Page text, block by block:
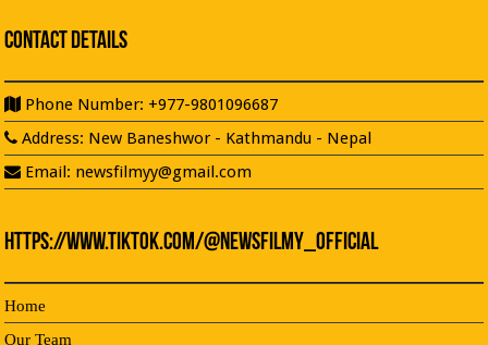
Contact Details
Phone Number: +977-9801096687
Address: New Baneshwor - Kathmandu - Nepal
Email: newsfilmyy@gmail.com
https://www.tiktok.com/@newsfilmy_official
Home
Our Team